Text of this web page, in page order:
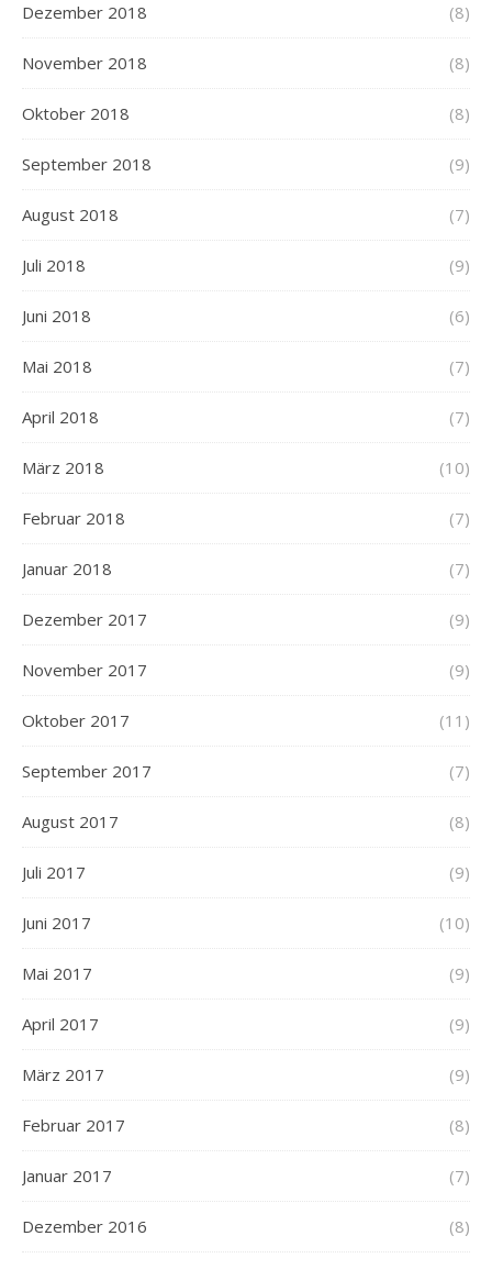
Dezember 2018 (8)
November 2018 (8)
Oktober 2018 (8)
September 2018 (9)
August 2018 (7)
Juli 2018 (9)
Juni 2018 (6)
Mai 2018 (7)
April 2018 (7)
März 2018 (10)
Februar 2018 (7)
Januar 2018 (7)
Dezember 2017 (9)
November 2017 (9)
Oktober 2017 (11)
September 2017 (7)
August 2017 (8)
Juli 2017 (9)
Juni 2017 (10)
Mai 2017 (9)
April 2017 (9)
März 2017 (9)
Februar 2017 (8)
Januar 2017 (7)
Dezember 2016 (8)